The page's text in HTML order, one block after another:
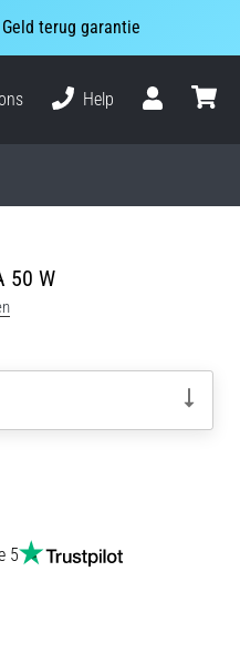
Geld terug garantie
Help
50 W
5